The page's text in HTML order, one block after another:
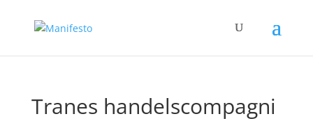
Tranes handelscompagni